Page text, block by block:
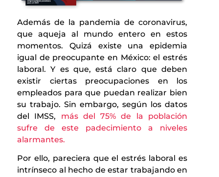
Además de la pandemia de coronavirus,
que aqueja al mundo entero en estos
momentos. Quizá existe una epidemia
igual de preocupante en México: el estrés
laboral. Y es que, está claro que deben
existir ciertas preocupaciones en los
empleados para que puedan realizar bien
su trabajo. Sin embargo, según los datos
del IMSS, más del 75% de la población
sufre de este padecimiento a niveles
alarmantes.
Por ello, pareciera que el estrés laboral es
intrínseco al hecho de estar trabajando en